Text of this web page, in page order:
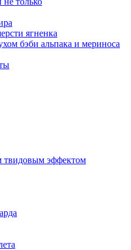
ягненка
бэби альпака и мериноса
твидовым эффектом